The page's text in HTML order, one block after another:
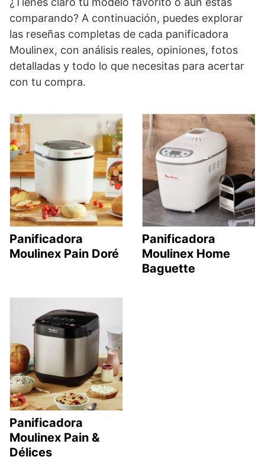
comparando? A continuación, puedes explorar
las reseñas completas de cada panificadora
Moulinex, con análisis reales, opiniones, fotos
detalladas y todo lo que necesitas para acertar
con tu compra.
Panificadora
Moulinex Pain Doré
Panificadora
Moulinex Home
Baguette
Panificadora
Moulinex Pain &
Délices